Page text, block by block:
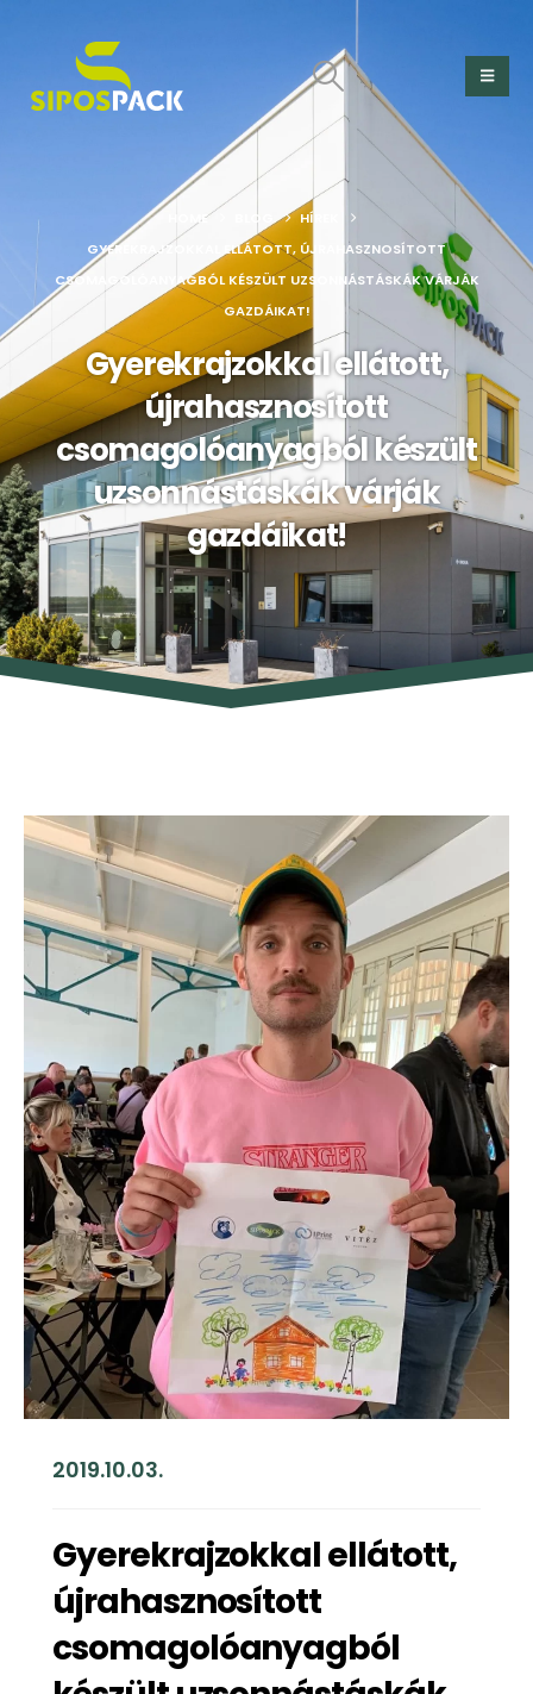
HOME BLOG
HÍREK
GYEREKRAJZOKKAL ELLÁTOTT, ÚJRAHASZNOSÍTOTT
CSOMAGOLÓANYAGBÓL KÉSZÜLT UZSONNÁSTÁSKÁK VÁRJÁK
GAZDÁIKAT!
Gyerekrajzokkal ellátott,
újrahasznosított
csomagolóanyagból készült
uzsonnástáskák várják
gazdáikat!
2019.10.03.
Gyerekrajzokkal ellátott,
újrahasznosított
csomagolóanyagból